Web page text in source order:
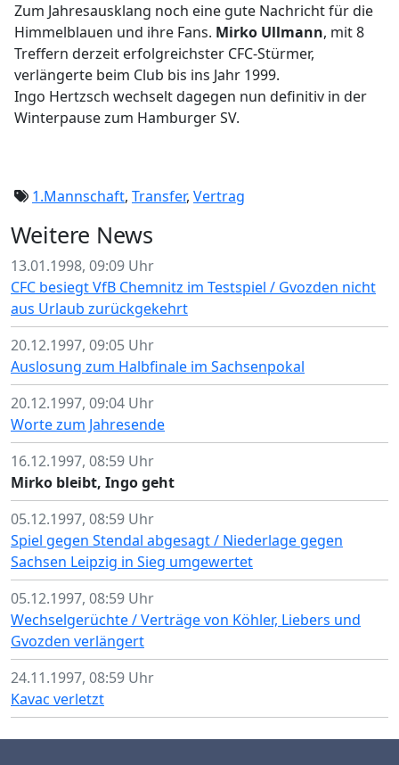
Zum Jahresausklang noch eine gute Nachricht für die
Himmelblauen und ihre Fans. Mirko Ullmann, mit 8
Treffern derzeit erfolgreichster CFC-Stürmer,
verlängerte beim Club bis ins Jahr 1999.
Ingo Hertzsch wechselt dagegen nun definitiv in der
Winterpause zum Hamburger SV.
1.Mannschaft, Transfer, Vertrag
Weitere News
13.01.1998, 09:09 Uhr
CFC besiegt VfB Chemnitz im Testspiel / Gvozden nicht
aus Urlaub zurückgekehrt
20.12.1997, 09:05 Uhr
Auslosung zum Halbfinale im Sachsenpokal
20.12.1997, 09:04 Uhr
Worte zum Jahresende
16.12.1997, 08:59 Uhr
Mirko bleibt, Ingo geht
05.12.1997, 08:59 Uhr
Spiel gegen Stendal abgesagt / Niederlage gegen
Sachsen Leipzig in Sieg umgewertet
05.12.1997, 08:59 Uhr
Wechselgerüchte / Verträge von Köhler, Liebers und
Gvozden verlängert
24.11.1997, 08:59 Uhr
Kavac verletzt